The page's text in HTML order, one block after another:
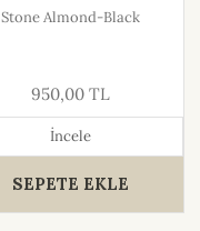
Stone Almond-Black
950,00 TL
İncele
SEPETE EKLE